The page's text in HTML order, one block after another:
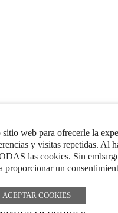
web para ofrecerle la
y visitas repetidas. Al
las cookies. Sin
proporcionar un
ACEPTAR COOKIES